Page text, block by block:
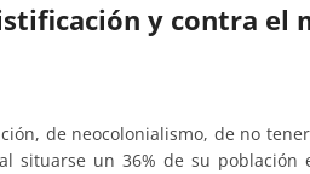
y contra el
de neocolonialismo, de no
situarse un 36% de su población